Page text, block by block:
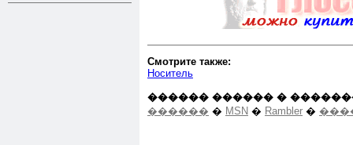
Смотрите также:
Носитель
������ ������ �
������ � MSN � Rambler �